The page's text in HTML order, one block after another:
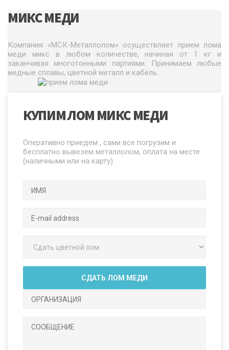
МИКС МЕДИ
Компания «МСК-Металлолом» осуществляет прием лома
меди микс в любом количестве, начиная от 1 кг и
заканчивая многотонными партиями. Принимаем любые
медные сплавы, цветной металл и кабель.
КУПИМ ЛОМ МИКС МЕДИ
Оперативно приедем , сами все погрузим и
бесплатно вывезем металлолом, оплата на месте
(наличными или на карту).